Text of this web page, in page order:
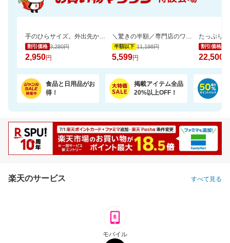
手のひらサイズ。外出先からスマホで家族やペットを見守れるカメラ WTW-W3
割引価格 3,280円
2,950円
＼驚きの半額／専門店のワンランク上の芳醇な香りと深いコクの金と銀の濃い味珈琲福袋
半額以下 11,198円
5,599円
割引価格
22,500
食品と日用品がお
得！
掲載アイテム全品
20%以上OFF！
楽天のサービス すべて見る
モバイル